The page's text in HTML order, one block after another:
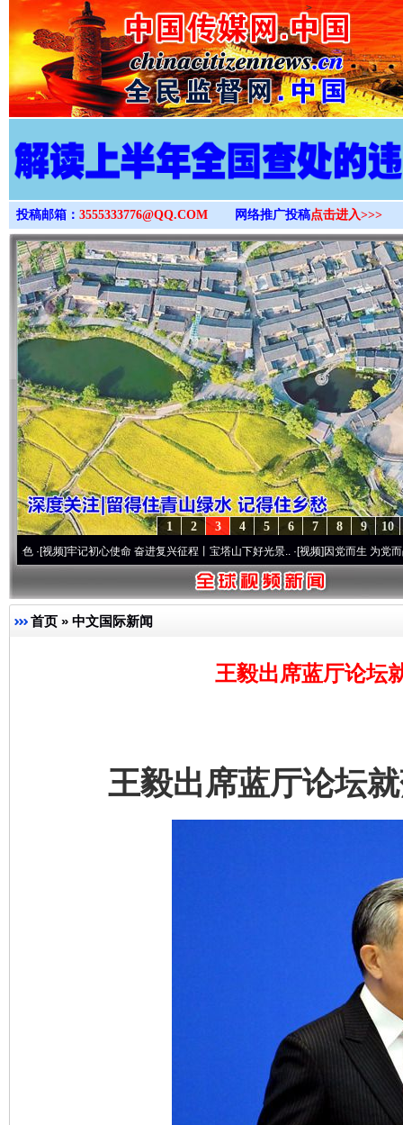
>
投稿邮箱： 3555333776@QQ.COM 网络推广投稿点击进入>>>
10
9
8
7
6
5
4
3
2
1
牢记初心使命 奋进复兴征程丨宝塔山下好光景..·[视频]因党而生 为党而战——百年“
首页 » 中文国际新闻
王毅出席蓝厅论坛
王毅出席蓝厅论坛就